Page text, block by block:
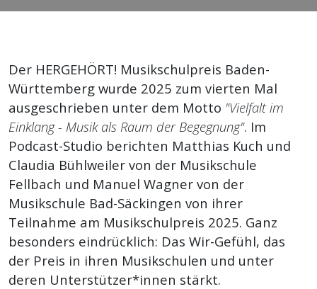
Der HERGEHÖRT! Musikschulpreis Baden-
Württemberg wurde 2025 zum vierten Mal
ausgeschrieben unter dem Motto "Vielfalt im
Einklang - Musik als Raum der Begegnung". Im
Podcast-Studio berichten Matthias Kuch und
Claudia Bühlweiler von der Musikschule
Fellbach und Manuel Wagner von der
Musikschule Bad-Säckingen von ihrer
Teilnahme am Musikschulpreis 2025. Ganz
besonders eindrücklich: Das Wir-Gefühl, das
der Preis in ihren Musikschulen und unter
deren Unterstützer*innen stärkt.